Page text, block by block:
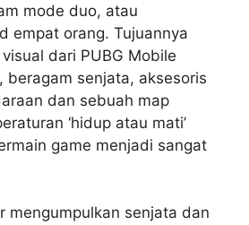
mode duo, atau
empat orang. Tujuannya
dari PUBG Mobile
beragam senjata, aksesoris
dan sebuah map
‘hidup atau mati’
game menjadi sangat
mengumpulkan senjata dan